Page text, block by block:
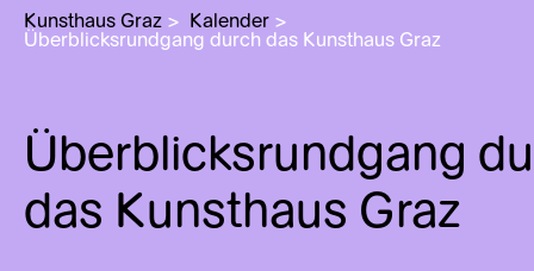
Kunsthaus Graz > Kalender >
Überblicksrundgang durch das Kunsthaus Graz
Überblicksrundgang
das Kunsthaus Graz